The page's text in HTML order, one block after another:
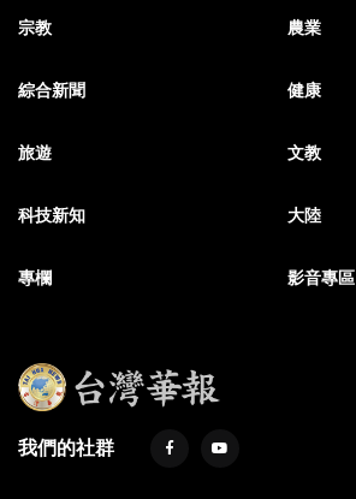
宗教 農業
綜合新聞 健康
旅遊 文教
科技新知 大陸
專欄 影音專區
我們的社群